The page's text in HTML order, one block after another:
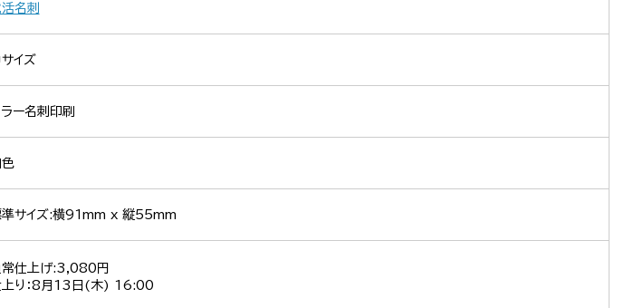
名刺
イズ
ー名刺印刷
色
準サイズ:横91mm x 縦55mm
常仕上げ:3,080円
り：8月13日(木) 16:00